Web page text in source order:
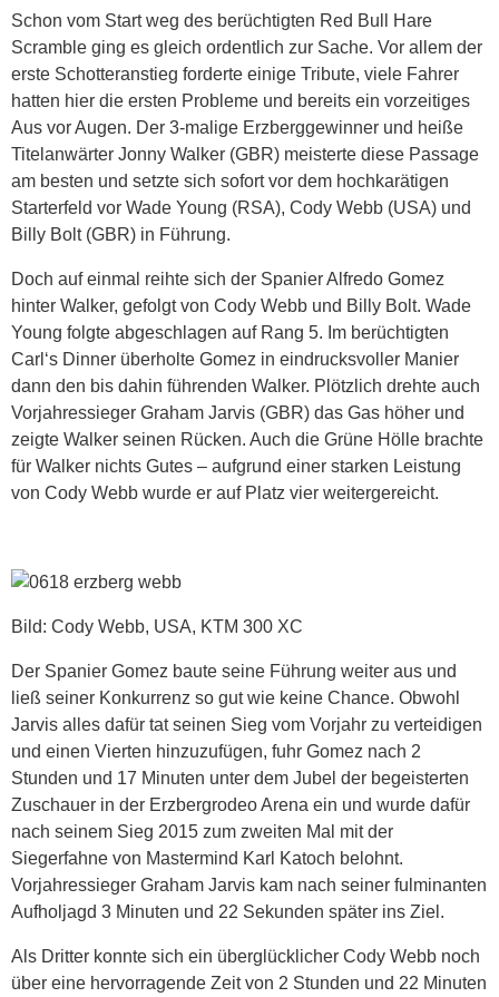
Schon vom Start weg des berüchtigten Red Bull Hare
Scramble ging es gleich ordentlich zur Sache. Vor allem der
erste Schotteranstieg forderte einige Tribute, viele Fahrer
hatten hier die ersten Probleme und bereits ein vorzeitiges
Aus vor Augen. Der 3-malige Erzberggewinner und heiße
Titelanwärter Jonny Walker (GBR) meisterte diese Passage
am besten und setzte sich sofort vor dem hochkarätigen
Starterfeld vor Wade Young (RSA), Cody Webb (USA) und
Billy Bolt (GBR) in Führung.
Doch auf einmal reihte sich der Spanier Alfredo Gomez
hinter Walker, gefolgt von Cody Webb und Billy Bolt. Wade
Young folgte abgeschlagen auf Rang 5. Im berüchtigten
Carl‘s Dinner überholte Gomez in eindrucksvoller Manier
dann den bis dahin führenden Walker. Plötzlich drehte auch
Vorjahressieger Graham Jarvis (GBR) das Gas höher und
zeigte Walker seinen Rücken. Auch die Grüne Hölle brachte
für Walker nichts Gutes – aufgrund einer starken Leistung
von Cody Webb wurde er auf Platz vier weitergereicht.
Bild: Cody Webb, USA, KTM 300 XC
Der Spanier Gomez baute seine Führung weiter aus und
ließ seiner Konkurrenz so gut wie keine Chance. Obwohl
Jarvis alles dafür tat seinen Sieg vom Vorjahr zu verteidigen
und einen Vierten hinzuzufügen, fuhr Gomez nach 2
Stunden und 17 Minuten unter dem Jubel der begeisterten
Zuschauer in der Erzbergrodeo Arena ein und wurde dafür
nach seinem Sieg 2015 zum zweiten Mal mit der
Siegerfahne von Mastermind Karl Katoch belohnt.
Vorjahressieger Graham Jarvis kam nach seiner fulminanten
Aufholjagd 3 Minuten und 22 Sekunden später ins Ziel.
Als Dritter konnte sich ein überglücklicher Cody Webb noch
über eine hervorragende Zeit von 2 Stunden und 22 Minuten